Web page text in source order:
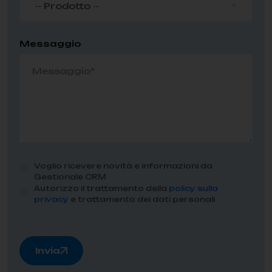
-- Prodotto --
Messaggio
Voglio ricevere novità e informazioni da
Gestionale CRM
Autorizzo il trattamento della policy sulla
privacy e trattamento dei dati personali
Invia